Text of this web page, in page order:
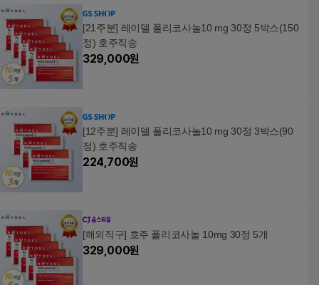
[21주분] 레이델 폴리코사놀10 mg 30정 5박스(150
정) 호주직송
329,000원
[12주분] 레이델 폴리코사놀10 mg 30정 3박스(90
정) 호주직송
224,700원
[해외직구] 호주 폴리코사놀 10mg 30정 5개
329,000원